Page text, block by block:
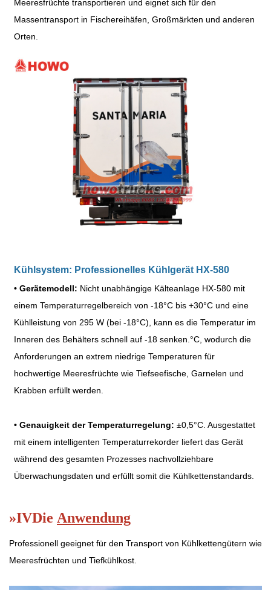
Meeresfrüchte transportieren und eignet sich für den
Massentransport in Fischereihäfen, Großmärkten und anderen
Orten.
Kühlsystem: Professionelles Kühlgerät HX-580
• Gerätemodell: Nicht unabhängige Kälteanlage HX-580 mit
einem Temperaturregelbereich von -18°C bis +30°C und eine
Kühlleistung von 295 W (bei -18°C), kann es die Temperatur im
Inneren des Behälters schnell auf -18 senken. °C, wodurch die
Anforderungen an extrem niedrige Temperaturen für
hochwertige Meeresfrüchte wie Tiefseefische, Garnelen und
Krabben erfüllt werden.
• Genauigkeit der Temperaturregelung: ±0,5°C. Ausgestattet
mit einem intelligenten Temperaturrekorder liefert das Gerät
während des gesamten Prozesses nachvollziehbare
Überwachungsdaten und erfüllt somit die Kühlkettenstandards.
»IVDie Anwendung
Professionell geeignet für den Transport von Kühlkettengütern wie
Meeresfrüchten und Tiefkühlkost.